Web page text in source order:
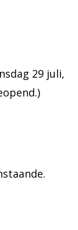
29 juli,